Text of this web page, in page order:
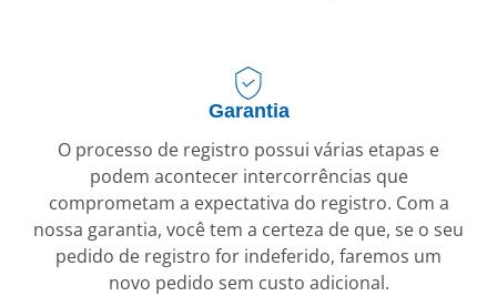
Garantia
O processo de registro possui várias etapas e
podem acontecer intercorrências que
comprometam a expectativa do registro. Com a
nossa garantia, você tem a certeza de que, se o seu
pedido de registro for indeferido, faremos um
novo pedido sem custo adicional.